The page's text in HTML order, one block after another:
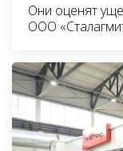
Они оценят
ООО